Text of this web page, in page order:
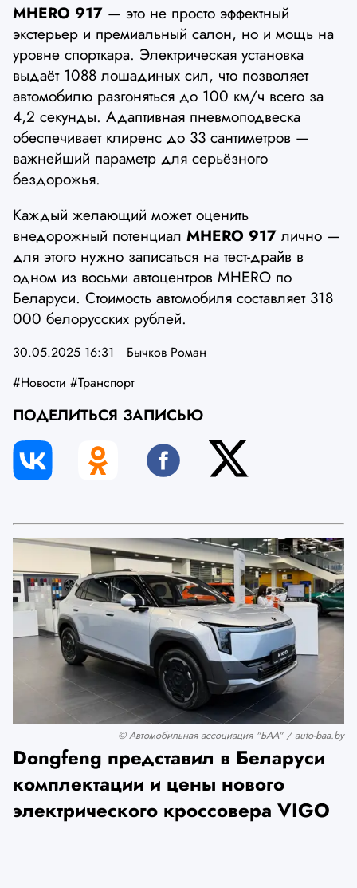
MHERO 917 — это не просто эффектный
экстерьер и премиальный салон, но и мощь на
уровне спорткара. Электрическая установка
выдаёт 1088 лошадиных сил, что позволяет
автомобилю разгоняться до 100 км/ч всего за
4,2 секунды. Адаптивная пневмоподвеска
обеспечивает клиренс до 33 сантиметров —
важнейший параметр для серьёзного
бездорожья.
Каждый желающий может оценить
внедорожный потенциал MHERO 917 лично —
для этого нужно записаться на тест-драйв в
одном из восьми автоцентров MHERO по
Беларуси. Стоимость автомобиля составляет 318
000 белорусских рублей.
30.05.2025 16:31
Бычков Роман
#Новости #Транспорт
ПОДЕЛИТЬСЯ ЗАПИСЬЮ
© Автомобильная ассоциация "БАА" / auto-baa.by
Dongfeng представил в Беларуси
комплектации и цены нового
электрического кроссовера VIGO